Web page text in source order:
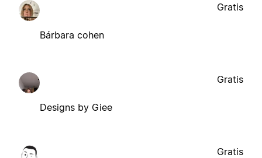
Bárbara cohen
Gratis
Designs by Giee
Gratis
Gratis